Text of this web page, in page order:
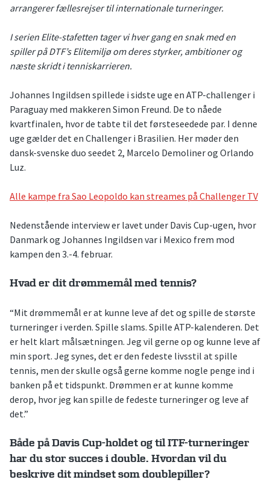
arrangerer fællesrejser til internationale turneringer.
I serien Elite-stafetten tager vi hver gang en snak med en
spiller på DTF’s Elitemiljø om deres styrker, ambitioner og
næste skridt i tenniskarrieren.
Johannes Ingildsen spillede i sidste uge en ATP-challenger i
Paraguay med makkeren Simon Freund. De to nåede
kvartfinalen, hvor de tabte til det førsteseedede par. I denne
uge gælder det en Challenger i Brasilien. Her møder den
dansk-svenske duo seedet 2, Marcelo Demoliner og Orlando
Luz.
Alle kampe fra Sao Leopoldo kan streames på Challenger TV
Nedenstående interview er lavet under Davis Cup-ugen, hvor
Danmark og Johannes Ingildsen var i Mexico frem mod
kampen den 3.-4. februar.
Hvad er dit drømmemål med tennis?
“Mit drømmemål er at kunne leve af det og spille de største
turneringer i verden. Spille slams. Spille ATP-kalenderen. Det
er helt klart målsætningen. Jeg vil gerne op og kunne leve af
min sport. Jeg synes, det er den fedeste livsstil at spille
tennis, men der skulle også gerne komme nogle penge ind i
banken på et tidspunkt. Drømmen er at kunne komme
derop, hvor jeg kan spille de fedeste turneringer og leve af
det.”
Både på Davis Cup-holdet og til ITF-turneringer
har du stor succes i double. Hvordan vil du
beskrive dit mindset som doublepiller?